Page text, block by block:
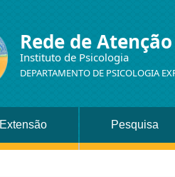
Rede de
Instituto de Psicologia
DEPARTAMENTO DE PSICOLOGIA
Extensão Pesquisa